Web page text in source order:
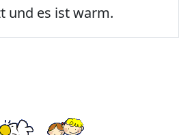
und es ist warm.